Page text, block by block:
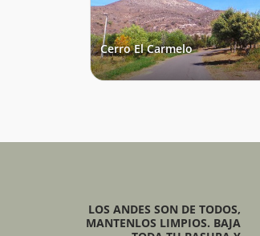
Cerro El Carmelo
LOS ANDES SON DE TODOS,
MANTENLOS LIMPIOS. BAJA